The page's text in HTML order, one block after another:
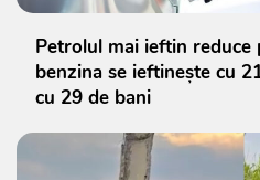
Petrolul mai ieftin reduce
benzina se ieftinește cu
cu 29 de bani